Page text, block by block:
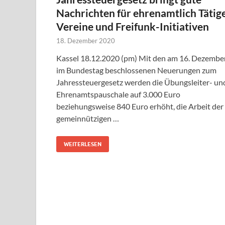
Nachrichten für ehrenamtlich
Vereine und Freifunk-Initiativen
18. Dezember 2020
Kassel 18.12.2020 (pm) Mit den am 16.
im Bundestag beschlossenen Neuerungen zum
Jahressteuergesetz werden die Übungsleiter-
Ehrenamtspauschale auf 3.000 Euro
beziehungsweise 840 Euro erhöht, die Arbeit der
gemeinnützigen …
WEITERLESEN